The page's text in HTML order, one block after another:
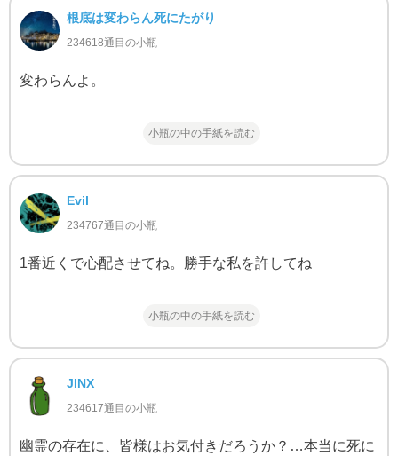
根底は変わらん死にたがり
234618通目の小瓶
変わらんよ。
小瓶の中の手紙を読む
Evil
234767通目の小瓶
1番近くで心配させてね。勝手な私を許してね
小瓶の中の手紙を読む
JINX
234617通目の小瓶
幽霊の存在に、皆様はお気付きだろうか？…本当に死に